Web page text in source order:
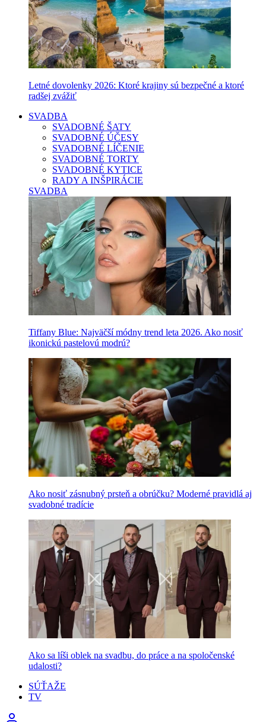
Letné dovolenky 2026: Ktoré krajiny sú bezpečné a ktoré
radšej zvážiť
SVADBA
SVADOBNÉ ŠATY
SVADOBNÉ ÚČESY
SVADOBNÉ LÍČENIE
SVADOBNÉ TORTY
SVADOBNÉ KYTICE
RADY A INŠPIRÁCIE
SVADBA
Tiffany Blue: Najväčší módny trend leta 2026. Ako nosiť
ikonickú pastelovú modrú?
Ako nosiť zásnubný prsteň a obrúčku? Moderné pravidlá aj
svadobné tradície
Ako sa líši oblek na svadbu, do práce a na spoločenské
udalosti?
SÚŤAŽE
TV